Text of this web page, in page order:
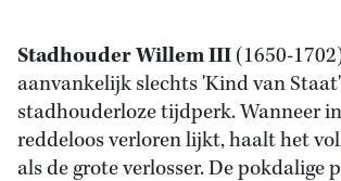
Stadhouder Willem III(1650-
aanvankelijk slechts 'Kind van
stadhouderloze tijdperk. Wanneer
reddeloos verloren lijkt, haalt het
als de grote verlosser. De pokdalige